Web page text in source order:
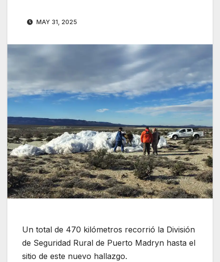
MAY 31, 2025
Un total de 470 kilómetros recorrió la División
de Seguridad Rural de Puerto Madryn hasta el
sitio de este nuevo hallazgo.